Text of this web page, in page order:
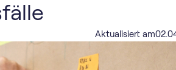
Aktualisiert am02.